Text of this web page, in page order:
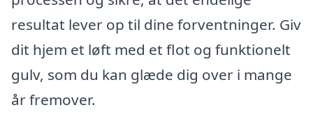
resultat lever op til dine forventninger. Giv
dit hjem et løft med et flot og funktionelt
gulv, som du kan glæde dig over i mange
år fremover.